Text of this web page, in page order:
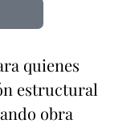
quienes
estructural
obra